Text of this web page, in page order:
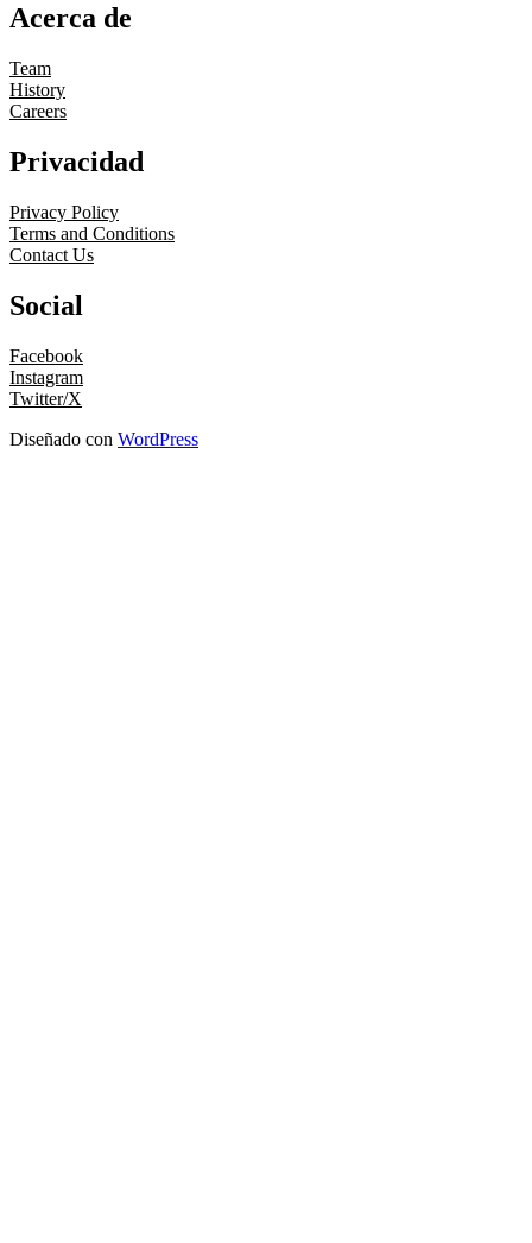
Acerca de
Team
History
Careers
Privacidad
Privacy Policy
Terms and Conditions
Contact Us
Social
Facebook
Instagram
Twitter/X
Diseñado con WordPress